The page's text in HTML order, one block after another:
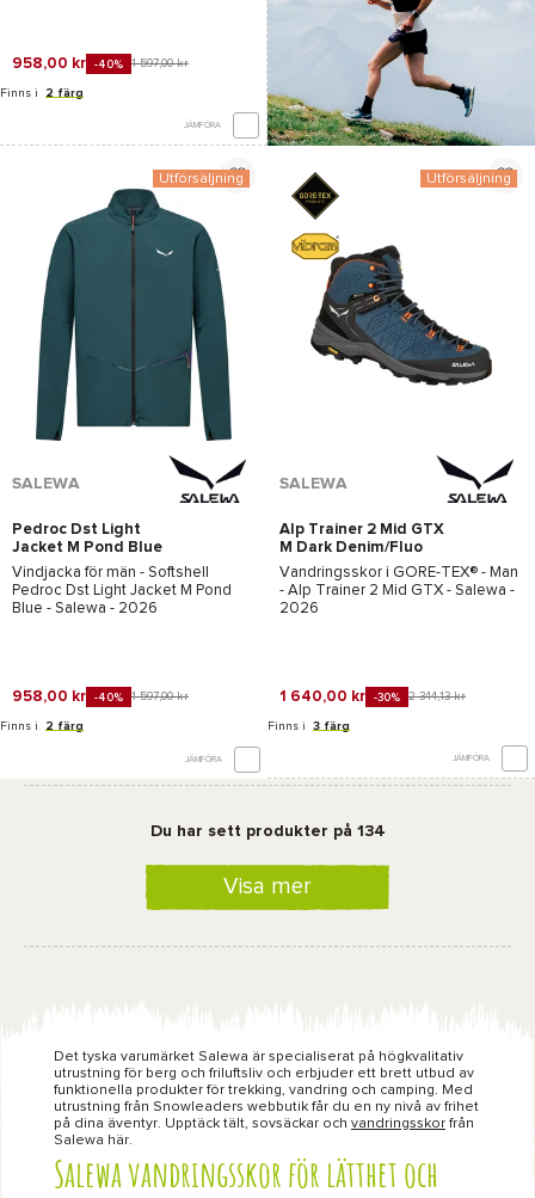
958,00 kr -40% 1 597,00 kr
Finns i 2 färg
JÄMFÖRA
*Se villkor
Utförsäljning
SALEWA
Pedroc Dst Light
Jacket M Pond Blue
Vindjacka för män - Softshell
Pedroc Dst Light Jacket M Pond
Blue - Salewa - 2026
958,00 kr -40% 1 597,00 kr
Finns i 2 färg
JÄMFÖRA
Utförsäljning
SALEWA
Alp Trainer 2 Mid GTX
M Dark Denim/Fluo
Orange
Vandringsskor i GORE-TEX® - Man
- Alp Trainer 2 Mid GTX - Salewa -
2026
1 640,00 kr -30% 2 344,13 kr
Finns i 3 färg
JÄMFÖRA
Du har sett produkter på 134
Visa mer
Det tyska varumärket Salewa är specialiserat på högkvalitativ
utrustning för berg och friluftsliv och erbjuder ett brett utbud av
funktionella produkter för trekking, vandring och camping. Med
utrustning från Snowleaders webbutik får du en ny nivå av frihet
på dina äventyr. Upptäck tält, sovsäckar och vandringsskor från
Salewa här.
Salewa vandringsskor för lätthet och